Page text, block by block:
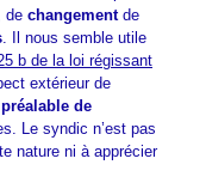
, de changementde
. Il nous semble utile
b de la loi régissant
extérieur de
de
Le syndic n’est pas
nature ni à apprécier